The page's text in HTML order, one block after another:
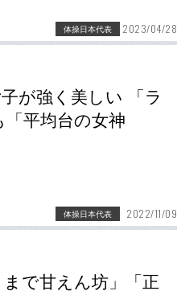
体操日本代表 2023/04/28
が強く美しい 「ラ
平均台の女神
体操日本代表 2022/11/09
で甘えん坊」「正